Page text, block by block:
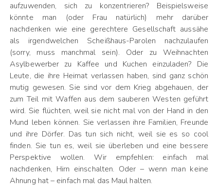
aufzuwenden, sich zu konzentrieren? Beispielsweise
könnte man (oder Frau natürlich) mehr darüber
nachdenken wie eine gerechtere Gesellschaft aussähe
als irgendwelchen Scheißhaus-Parolen nachzulaufen
(sorry, muss manchmal sein). Oder zu Weihnachten
Asylbewerber zu Kaffee und Kuchen einzuladen? Die
Leute, die ihre Heimat verlassen haben, sind ganz schön
mutig gewesen. Sie sind vor dem Krieg abgehauen, der
zum Teil mit Waffen aus dem sauberen Westen geführt
wird. Sie flüchten, weil sie nicht mal von der Hand in den
Mund leben können. Sie verlassen ihre Familien, Freunde
und ihre Dörfer. Das tun sich nicht, weil sie es so cool
finden. Sie tun es, weil sie überleben und eine bessere
Perspektive wollen. Wir empfehlen: einfach mal
nachdenken, Hirn einschalten. Oder – wenn man keine
Ahnung hat – einfach mal das Maul halten.